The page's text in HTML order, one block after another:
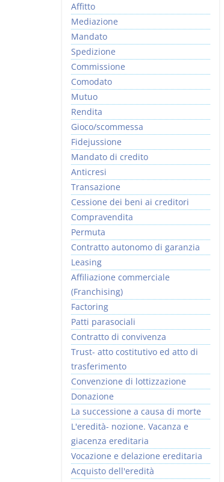
Affitto
Mediazione
Mandato
Spedizione
Commissione
Comodato
Mutuo
Rendita
Gioco/scommessa
Fidejussione
Mandato di credito
Anticresi
Transazione
Cessione dei beni ai creditori
Compravendita
Permuta
Contratto autonomo di garanzia
Leasing
Affiliazione commerciale
(Franchising)
Factoring
Patti parasociali
Contratto di convivenza
Trust- atto costitutivo ed atto di
trasferimento
Convenzione di lottizzazione
Donazione
La successione a causa di morte
L'eredità- nozione. Vacanza e
giacenza ereditaria
Vocazione e delazione ereditaria
Acquisto dell'eredità